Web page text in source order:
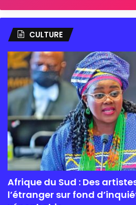
CULTURE
Afrique du Sud : Des
l’étranger sur fond